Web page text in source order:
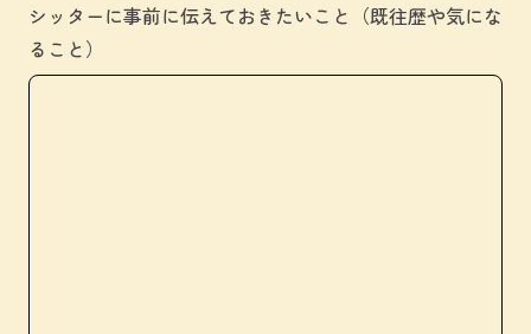
シッターに事前に伝えておきたいこと（既往歴や気にな
ること）